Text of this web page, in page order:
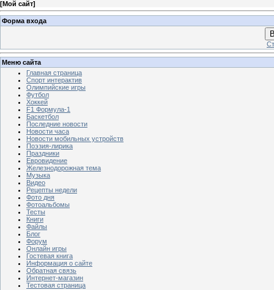
[Мой сайт]
Форма входа
Меню сайта
Главная страница
Спорт интерактив
Олимпийские игры
Футбол
Хоккей
F1 Формула-1
Баскетбол
Последние новости
Новости часа
Новости мобильных устройств
Поэзия-лирика
Праздники
Евровидение
Железнодорожная тема
Музыка
Видео
Рецепты недели
Фото дня
Фотоальбомы
Тесты
Книги
Файлы
Блог
Форум
Онлайн игры
Гостевая книга
Информация о сайте
Обратная связь
Интернет-магазин
Тестовая страница